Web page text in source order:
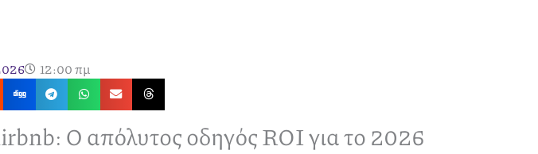
12:00 πμ
Ο απόλυτος οδηγός ROI για το 2026